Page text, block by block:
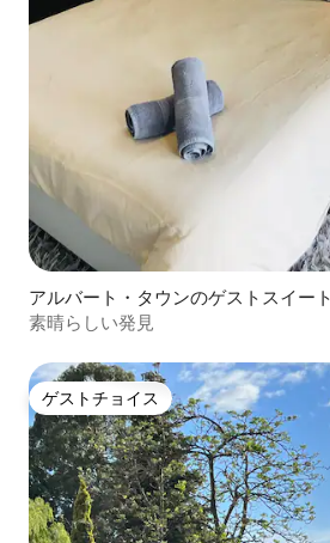
アルバート・タウンのゲストスイート
素晴らしい発見
ゲストチョイス
ゲストチョイス